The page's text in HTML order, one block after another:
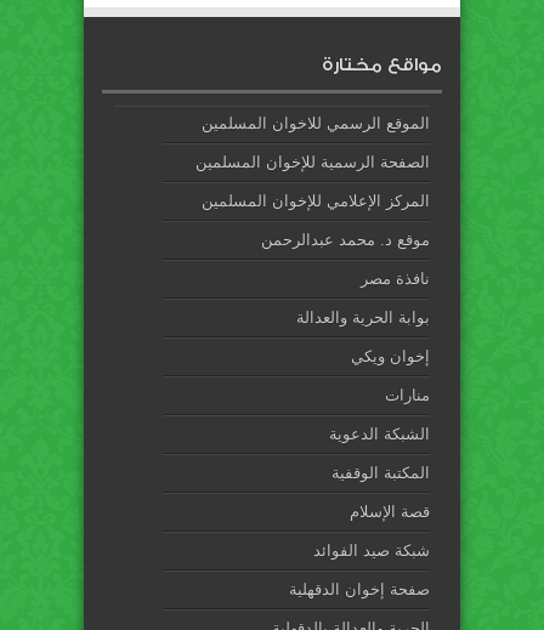
مواقع مختارة
الموقع الرسمي للاخوان المسلمين
الصفحة الرسمية للإخوان المسلمين
المركز الإعلامي للإخوان المسلمين
موقع د. محمد عبدالرحمن
نافذة مصر
بوابة الحرية والعدالة
إخوان ويكي
منارات
الشبكة الدعوية
المكتبة الوقفية
قصة الإسلام
شبكة صيد الفوائد
صفحة إخوان الدقهلية